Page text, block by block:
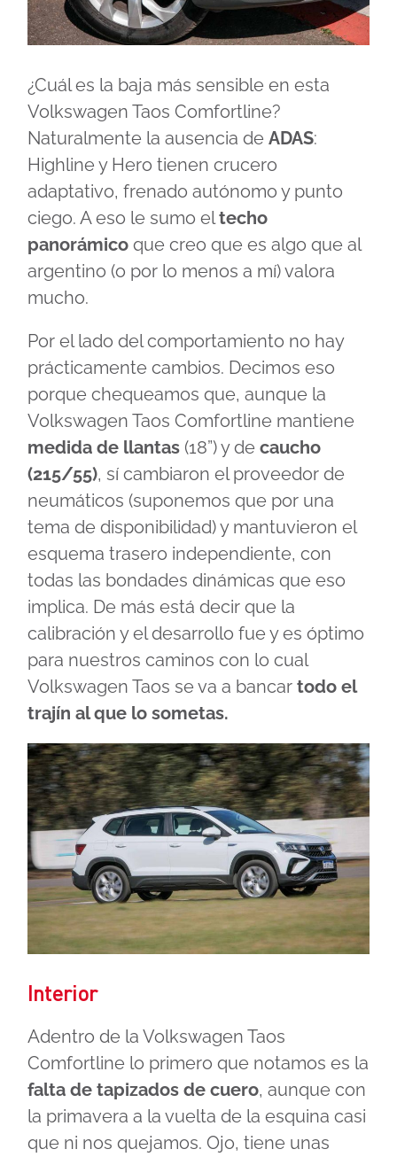
¿Cuál es la baja más sensible en esta
Volkswagen Taos Comfortline?
Naturalmente la ausencia de ADAS:
Highline y Hero tienen crucero
adaptativo, frenado autónomo y punto
ciego. A eso le sumo eltecho
panorámico que creo que es algo que al
argentino (o por lo menos a mí) valora
mucho.
Por el lado del comportamiento no hay
prácticamente cambios. Decimos eso
porque chequeamos que, aunque la
Volkswagen Taos Comfortline mantiene
medida de llantas (18”) y de caucho
(215/55), sí cambiaron el proveedor de
neumáticos (suponemos que por una
tema de disponibilidad) y mantuvieron el
esquema trasero independiente, con
todas las bondades dinámicas que eso
implica. De más está decir que la
calibración y el desarrollo fue y es óptimo
para nuestros caminos con lo cual
Volkswagen Taos se va a bancar todo el
trajín al que lo sometas.
Interior
Adentro de la Volkswagen Taos
Comfortline lo primero que notamos es la
falta de tapizados de cuero, aunque con
la primavera a la vuelta de la esquina casi
que ni nos quejamos. Ojo, tiene unas